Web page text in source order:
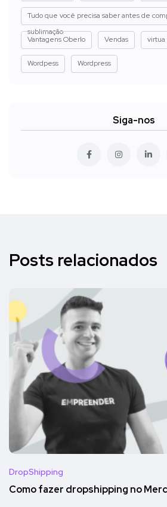
Tudo que você precisa saber antes de
sublimação
Vantagens Oberlo
Vendas virtua
Wordpess Wordpress
Siga-nos
Posts relacionados
DropShipping
Como fazer dropshipping no